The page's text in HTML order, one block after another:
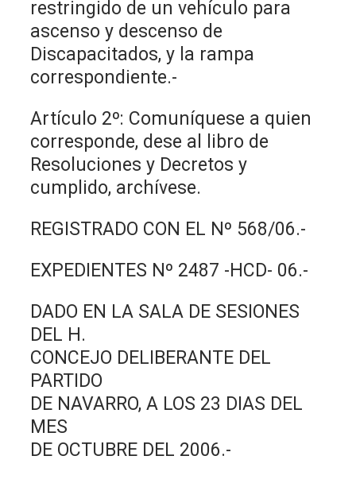
restringido de un vehículo para
ascenso y descenso de
Discapacitados, y la rampa
correspondiente.-
Artículo 2º: Comuníquese a quien
corresponde, dese al libro de
Resoluciones y Decretos y
cumplido, archívese.
REGISTRADO CON EL Nº 568/06.-
EXPEDIENTES Nº 2487 -HCD- 06.-
DADO EN LA SALA DE SESIONES
DEL H.
CONCEJO DELIBERANTE DEL
PARTIDO
DE NAVARRO, A LOS 23 DIAS DEL
MES
DE OCTUBRE DEL 2006.-